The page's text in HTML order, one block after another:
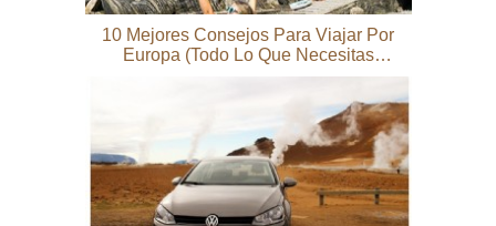
10 Mejores Consejos Para Viajar Por
Europa (todo Lo Que Necesitas